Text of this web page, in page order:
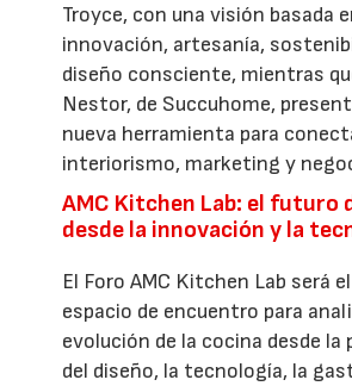
Troyce, con una visión basada
innovación, artesanía,
diseño consciente, mientras
Nestor, de Succuhome,
nueva herramienta para
interiorismo, marketing y
AMC Kitchen Lab: el futuro
desde la innovación y la
El Foro AMC Kitchen Lab será
espacio de encuentro para
evolución de la cocina desde la
del diseño, la tecnología, la